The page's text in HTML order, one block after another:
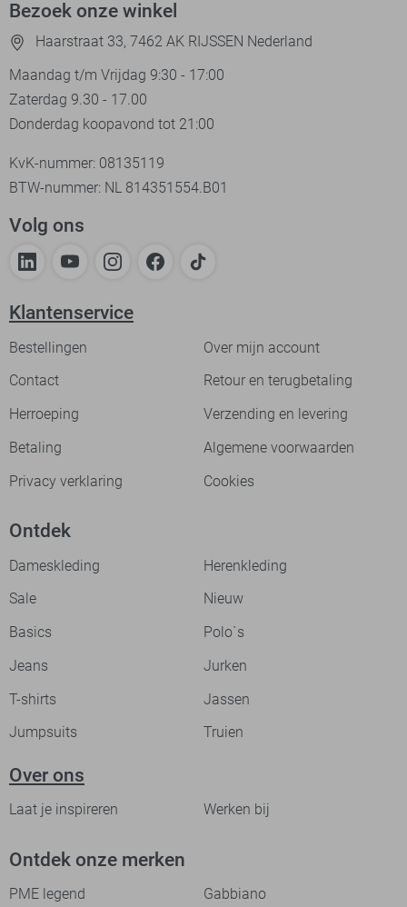
Bezoek onze winkel
Haarstraat 33, 7462 AK RIJSSEN Nederland
Maandag t/m Vrijdag 9:30 - 17:00
Zaterdag 9.30 - 17.00
Donderdag koopavond tot 21:00
KvK-nummer: 08135119
BTW-nummer: NL 814351554.B01
Volg ons
Klantenservice
Bestellingen
Over mijn account
Contact
Retour en terugbetaling
Herroeping
Verzending en levering
Betaling
Algemene voorwaarden
Privacy verklaring
Cookies
Ontdek
Dameskleding
Herenkleding
Sale
Nieuw
Basics
Polo`s
Jeans
Jurken
T-shirts
Jassen
Jumpsuits
Truien
Over ons
Laat je inspireren Werken bij
Ontdek onze merken
PME legend
Gabbiano